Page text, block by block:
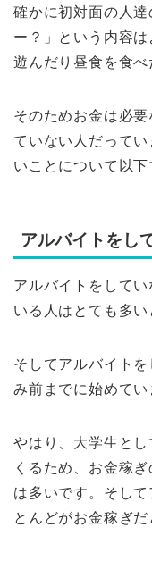
確かに初対面の人
ー？」という内容
遊んだり昼食を食べ
そのためお金は必
ていない人だって
いことについて以下
アルバイトをし
アルバイトをして
いる人はとても多い
そしてアルバイト
み前までに始めてい
やはり、大学生と
くるため、お金稼
は多いです。そし
とんどがお金稼ぎだ